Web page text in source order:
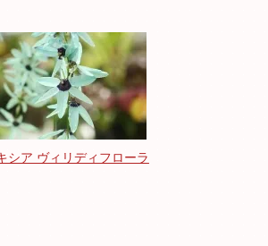
シア ヴィリディフローラ